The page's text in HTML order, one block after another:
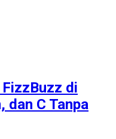
di
dan C Tanpa